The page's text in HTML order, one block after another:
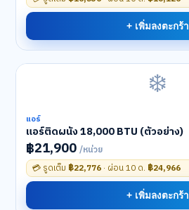
+ เพิ่มลงตะกร้า
❄️
แอร์
แอร์ติดผนัง 18,000 BTU (ตัวอย่าง)
฿21,900 /หน่วย
💳 รูดเต็ม ฿22,776 · ผ่อน 10 ด. ฿24,966
+ เพิ่มลงตะกร้า